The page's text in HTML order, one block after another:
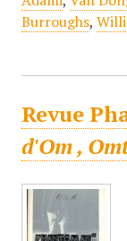
Burroughs,
Revue
d'Om ,